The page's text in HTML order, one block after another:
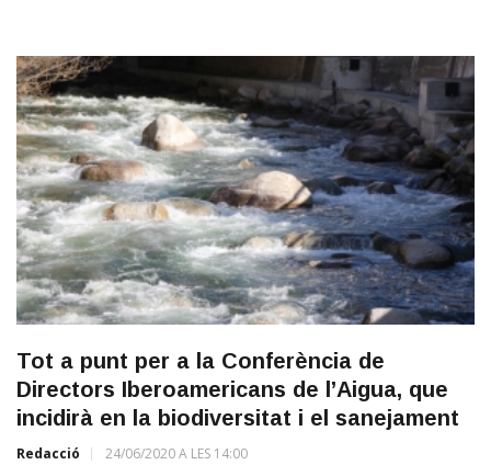
Tot a punt per a la Conferència de
Directors Iberoamericans de l’Aigua, que
incidirà en la biodiversitat i el sanejament
Redacció 24/06/2020 A LES 14:00